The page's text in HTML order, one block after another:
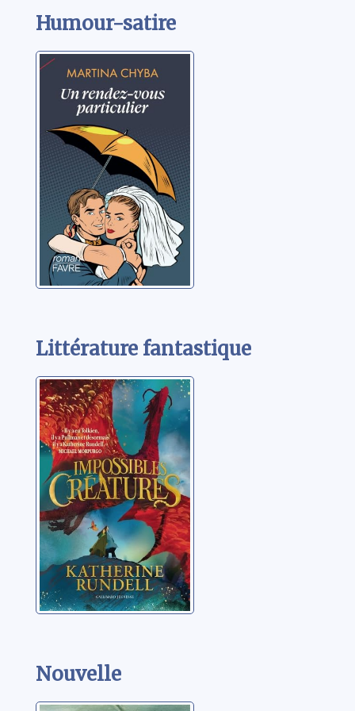
Humour-satire
Un rendez-vous
particulier
Chyba, Martina
Littérature fantastique
Impossibles
créatures:01
Rundell, Katherine
Nouvelle